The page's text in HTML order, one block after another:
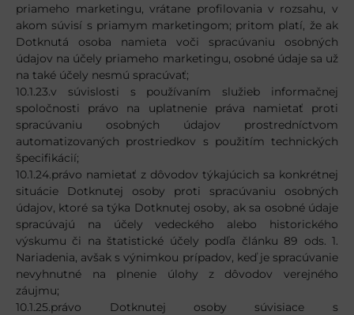
priameho marketingu, vrátane profilovania v rozsahu, v
akom súvisí s priamym marketingom; pritom platí, že ak
Dotknutá osoba namieta voči spracúvaniu osobných
údajov na účely priameho marketingu, osobné údaje sa už
na také účely nesmú spracúvať;
10.1.23.v súvislosti s používaním služieb informačnej
spoločnosti právo na uplatnenie práva namietať proti
spracúvaniu osobných údajov prostredníctvom
automatizovaných prostriedkov s použitím technických
špecifikácií;
10.1.24.právo namietať z dôvodov týkajúcich sa konkrétnej
situácie Dotknutej osoby proti spracúvaniu osobných
údajov, ktoré sa týka Dotknutej osoby, ak sa osobné údaje
spracúvajú na účely vedeckého alebo historického
výskumu či na štatistické účely podľa článku 89 ods. 1.
Nariadenia, avšak s výnimkou prípadov, keď je spracúvanie
nevyhnutné na plnenie úlohy z dôvodov verejného
záujmu;
10.1.25.právo Dotknutej osoby súvisiace s